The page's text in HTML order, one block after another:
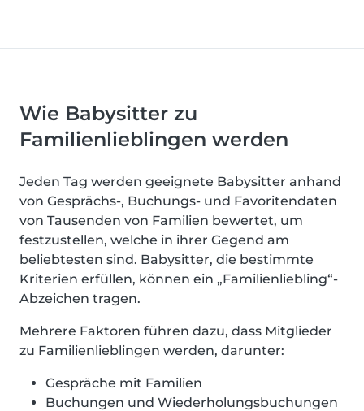
Wie Babysitter zu
Familienlieblingen werden
Jeden Tag werden geeignete Babysitter anhand
von Gesprächs-, Buchungs- und Favoritendaten
von Tausenden von Familien bewertet, um
festzustellen, welche in ihrer Gegend am
beliebtesten sind. Babysitter, die bestimmte
Kriterien erfüllen, können ein „Familienliebling“-
Abzeichen tragen.
Mehrere Faktoren führen dazu, dass Mitglieder
zu Familienlieblingen werden, darunter:
Gespräche mit Familien
Buchungen und Wiederholungsbuchungen